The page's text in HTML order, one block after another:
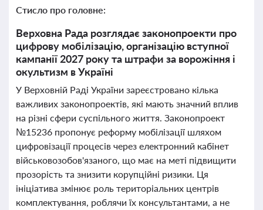
Стисло про головне:
Верховна Рада розглядає законопроекти про
цифрову мобілізацію, організацію вступної
кампанії 2027 року та штрафи за ворожіння і
окультизм в Україні
У Верховній Раді України зареєстровано кілька
важливих законопроектів, які мають значний вплив
на різні сфери суспільного життя. Законопроект
№15236 пропонує реформу мобілізації шляхом
цифровізації процесів через електронний кабінет
військовозобов'язаного, що має на меті підвищити
прозорість та знизити корупційні ризики. Ця
ініціатива змінює роль територіальних центрів
комплектування, роблячи їх консультантами, а не